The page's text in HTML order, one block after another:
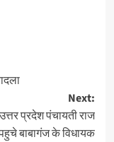
Next:
प्रदेश पंचायती राज
बाबागंज के विधायक